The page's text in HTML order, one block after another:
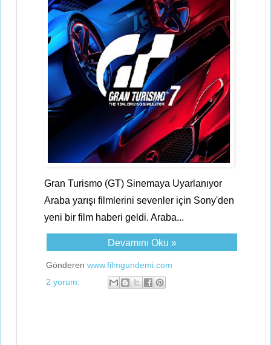
Gran Turismo (GT) Sinemaya Uyarlanıyor
Araba yarışı filmlerini sevenler için Sony'den
yeni bir film haberi geldi. Araba...
Devamını Oku »
Gönderen www.filmgundemi.com
2 yorum: